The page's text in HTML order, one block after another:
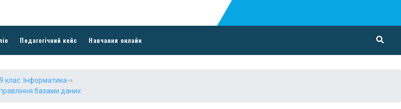
Педагогічний кейс Навчання онлайн
9 клас. Інформатика⇒
базами даних